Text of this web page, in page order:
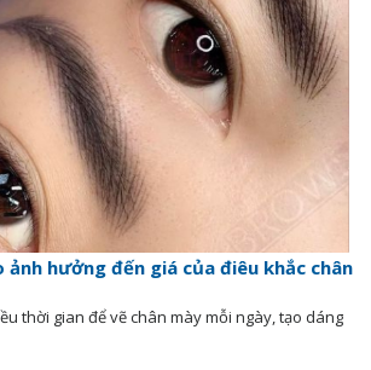
ảnh hưởng đến giá của điêu khắc chân
thời gian để vẽ chân mày mỗi ngày, tạo dáng